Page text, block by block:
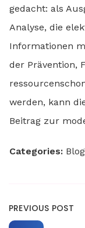
gedacht: als
Analyse, die
Informationen
der Prävention,
werden, kann
Beitrag zur
Categories: Blog
PREVIOUS POST